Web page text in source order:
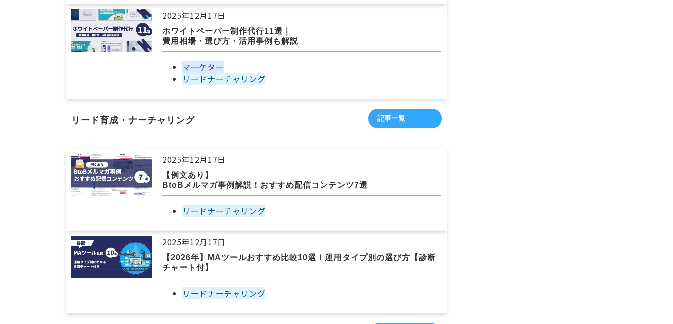
2025年12月17日
ホワイトペーパー制作代行11選｜
費用相場・選び方・活用事例も解説
マーケター
リードナーチャリング
リード育成・ナーチャリング 記事一覧
2025年12月17日
【例文あり】
BtoBメルマガ事例解説！おすすめ配信コンテンツ7選
リードナーチャリング
2025年12月17日
【2026年】MAツールおすすめ比較10選！運用タイプ別の選び方【診断
チャート付】
リードナーチャリング